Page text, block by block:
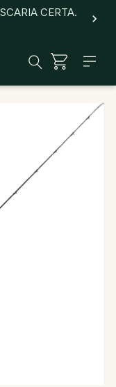
CERTA.